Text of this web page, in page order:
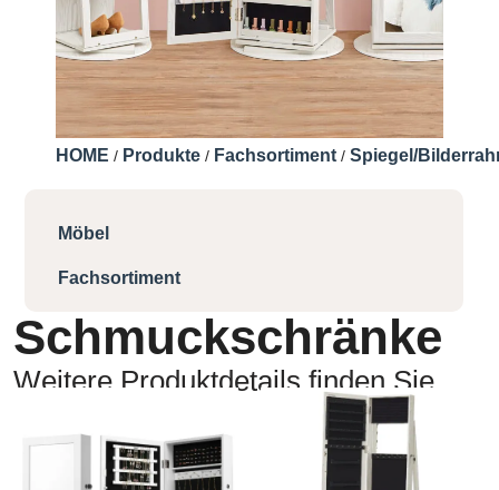
HOME / Produkte / Fachsortiment / Spiegel/
Möbel
Fachsortiment
Schmuckschränke
Weitere Produktdetails finden Sie